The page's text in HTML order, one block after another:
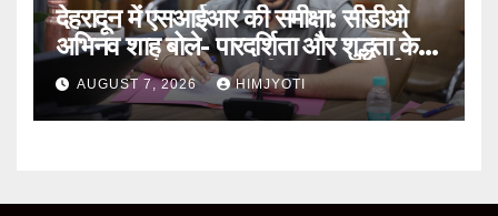
देहरादून में एसआईआर की समीक्षा: सीडीओ
अभिनव शाह बोले- पारदर्शिता और शुद्धता के
साथ पूरा करें मतदाता सूची पुनरीक्षण कार्य
AUGUST 7, 2026 HIMJYOTI